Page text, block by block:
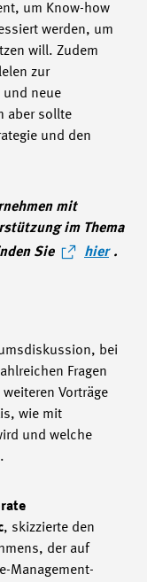
um Know-how
werden, um
will. Zudem
zur
und neue
aber sollte
und den
mit
im Thema
Sie
hier .
bei
Fragen
Vorträge
wie mit
und welche
, skizzierte den
der auf
Management-